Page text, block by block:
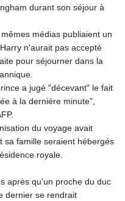
durant son séjour à
médias publiaient un
n'aurait pas accepté
pour séjourner dans la
a jugé "décevant" le fait
à la dernière minute",
du voyage avait
sa famille seraient hébergés
royale.
après qu'un proche du duc
dernier se rendrait